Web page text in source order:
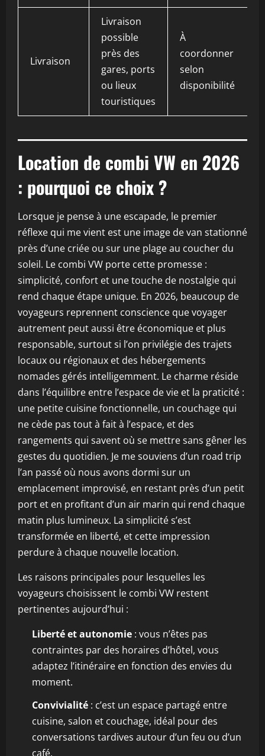
Livraison
Livraison
possible
près des
gares, ports
ou lieux
touristiques
À
coordonner
selon
disponibilité
Location de combi VW en 2026
: pourquoi ce choix ?
Lorsque je pense à une escapade, le premier
réflexe qui me vient est une image de van stationné
près d’une criée ou sur une plage au coucher du
soleil. Le combi VW porte cette promesse :
simplicité, confort et une touche de nostalgie qui
rend chaque étape unique. En 2026, beaucoup de
voyageurs reprennent conscience que voyager
autrement peut aussi être économique et plus
responsable, surtout si l’on privilégie des trajets
locaux ou régionaux et des hébergements
nomades gérés intelligemment. Le charme réside
dans l’équilibre entre l’espace de vie et la praticité :
une petite cuisine fonctionnelle, un couchage qui
ne cède pas tout à fait à l’espace, et des
rangements qui savent où se mettre sans gêner les
gestes du quotidien. Je me souviens d’un road trip
l’an passé où nous avons dormi sur un
emplacement improvisé, en restant près d’un petit
port et en profitant d’un air marin qui rend chaque
matin plus lumineux. La simplicité s’est
transformée en liberté, et cette impression
perdure à chaque nouvelle location.
Les raisons principales pour lesquelles les
voyageurs choisissent le combi VW restent
pertinentes aujourd’hui :
Liberté et autonomie : vous n’êtes pas
contraintes par des horaires d’hôtel, vous
adaptez l’itinéraire en fonction des envies du
moment.
Convivialité : c’est un espace partagé entre
cuisine, salon et couchage, idéal pour des
conversations tardives autour d’un feu ou d’un
café.